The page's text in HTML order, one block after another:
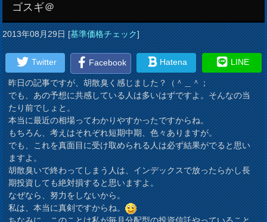
ゴスギ＠
2013年08月29日[基準価格チェック]
Twitter Facebook Hatena LINE
昨日の記事ですが、胡散臭く感じました？（＾＿＾；
でも、あの予想に共感している人は多いはずですよ。そんなの当
たり前でしょと。
本当に最近の相場ってわかりやすかったですからね。
もちろん、考えはそれぞれ短期中期、色々ありますが。
でも、これを真面目に受け取められる人は必ず結果がでると思い
ますよ。
胡散臭いで終わってしまう人は、インデックスで放ったらかし長
期投資しても絶対損すると思いますよ。
なぜなら、努力をしないから。
私は、本当に真剣ですからね。
ちなみに、このことは私が毎月分配型の投資信託やっていること